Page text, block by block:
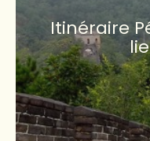
Itinéraire